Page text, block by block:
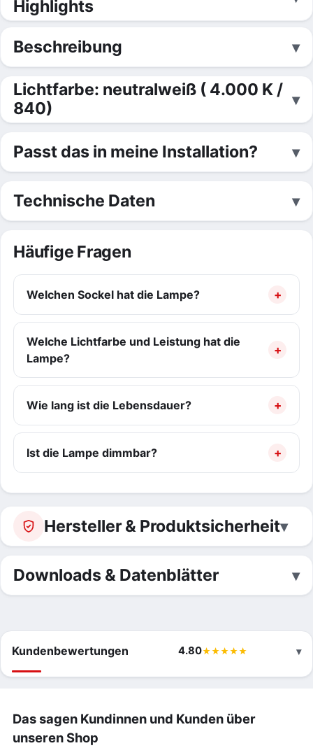
Highlights
Beschreibung
Lichtfarbe: neutralweiß ( 4.000 K /
840)
Passt das in meine Installation?
Technische Daten
Häufige Fragen
Welchen Sockel hat die Lampe?
Welche Lichtfarbe und Leistung hat die
Lampe?
Wie lang ist die Lebensdauer?
Ist die Lampe dimmbar?
Hersteller & Produktsicherheit
Downloads & Datenblätter
Kundenbewertungen 4.80
Das sagen Kundinnen und Kunden über
unseren Shop